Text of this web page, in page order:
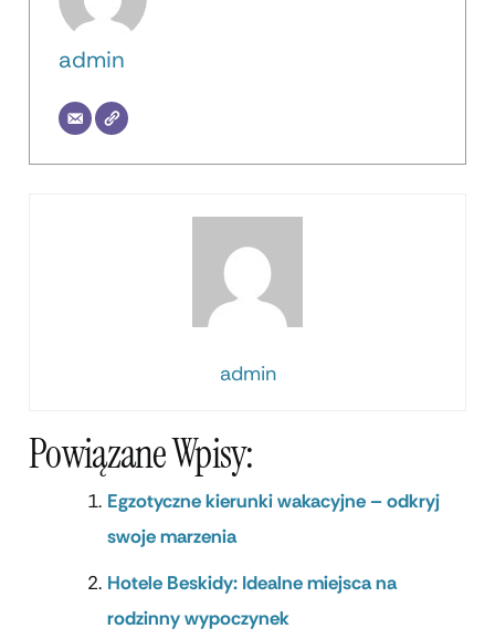
admin
admin
Powiązane Wpisy:
Egzotyczne kierunki wakacyjne – odkryj
swoje marzenia
Hotele Beskidy: Idealne miejsca na
rodzinny wypoczynek